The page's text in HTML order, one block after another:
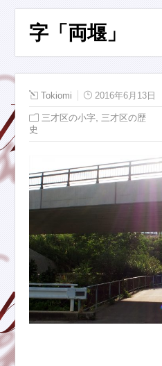
字「両堰」
Tokiomi 2016年6月13日
三才区の小字 三才区の歴
史